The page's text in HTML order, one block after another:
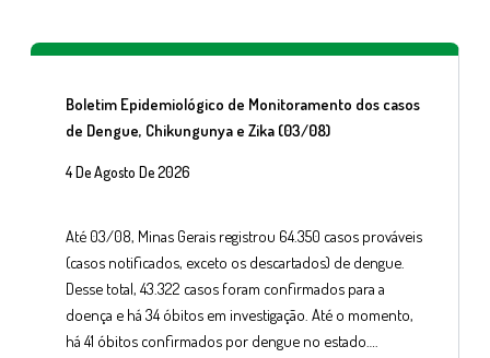
Boletim Epidemiológico de Monitoramento dos casos
de Dengue, Chikungunya e Zika (03/08)
4 De Agosto De 2026
Até 03/08, Minas Gerais registrou 64.350 casos prováveis
(casos notificados, exceto os descartados) de dengue.
Desse total, 43.322 casos foram confirmados para a
doença e há 34 óbitos em investigação. Até o momento,
há 41 óbitos confirmados por dengue no estado….